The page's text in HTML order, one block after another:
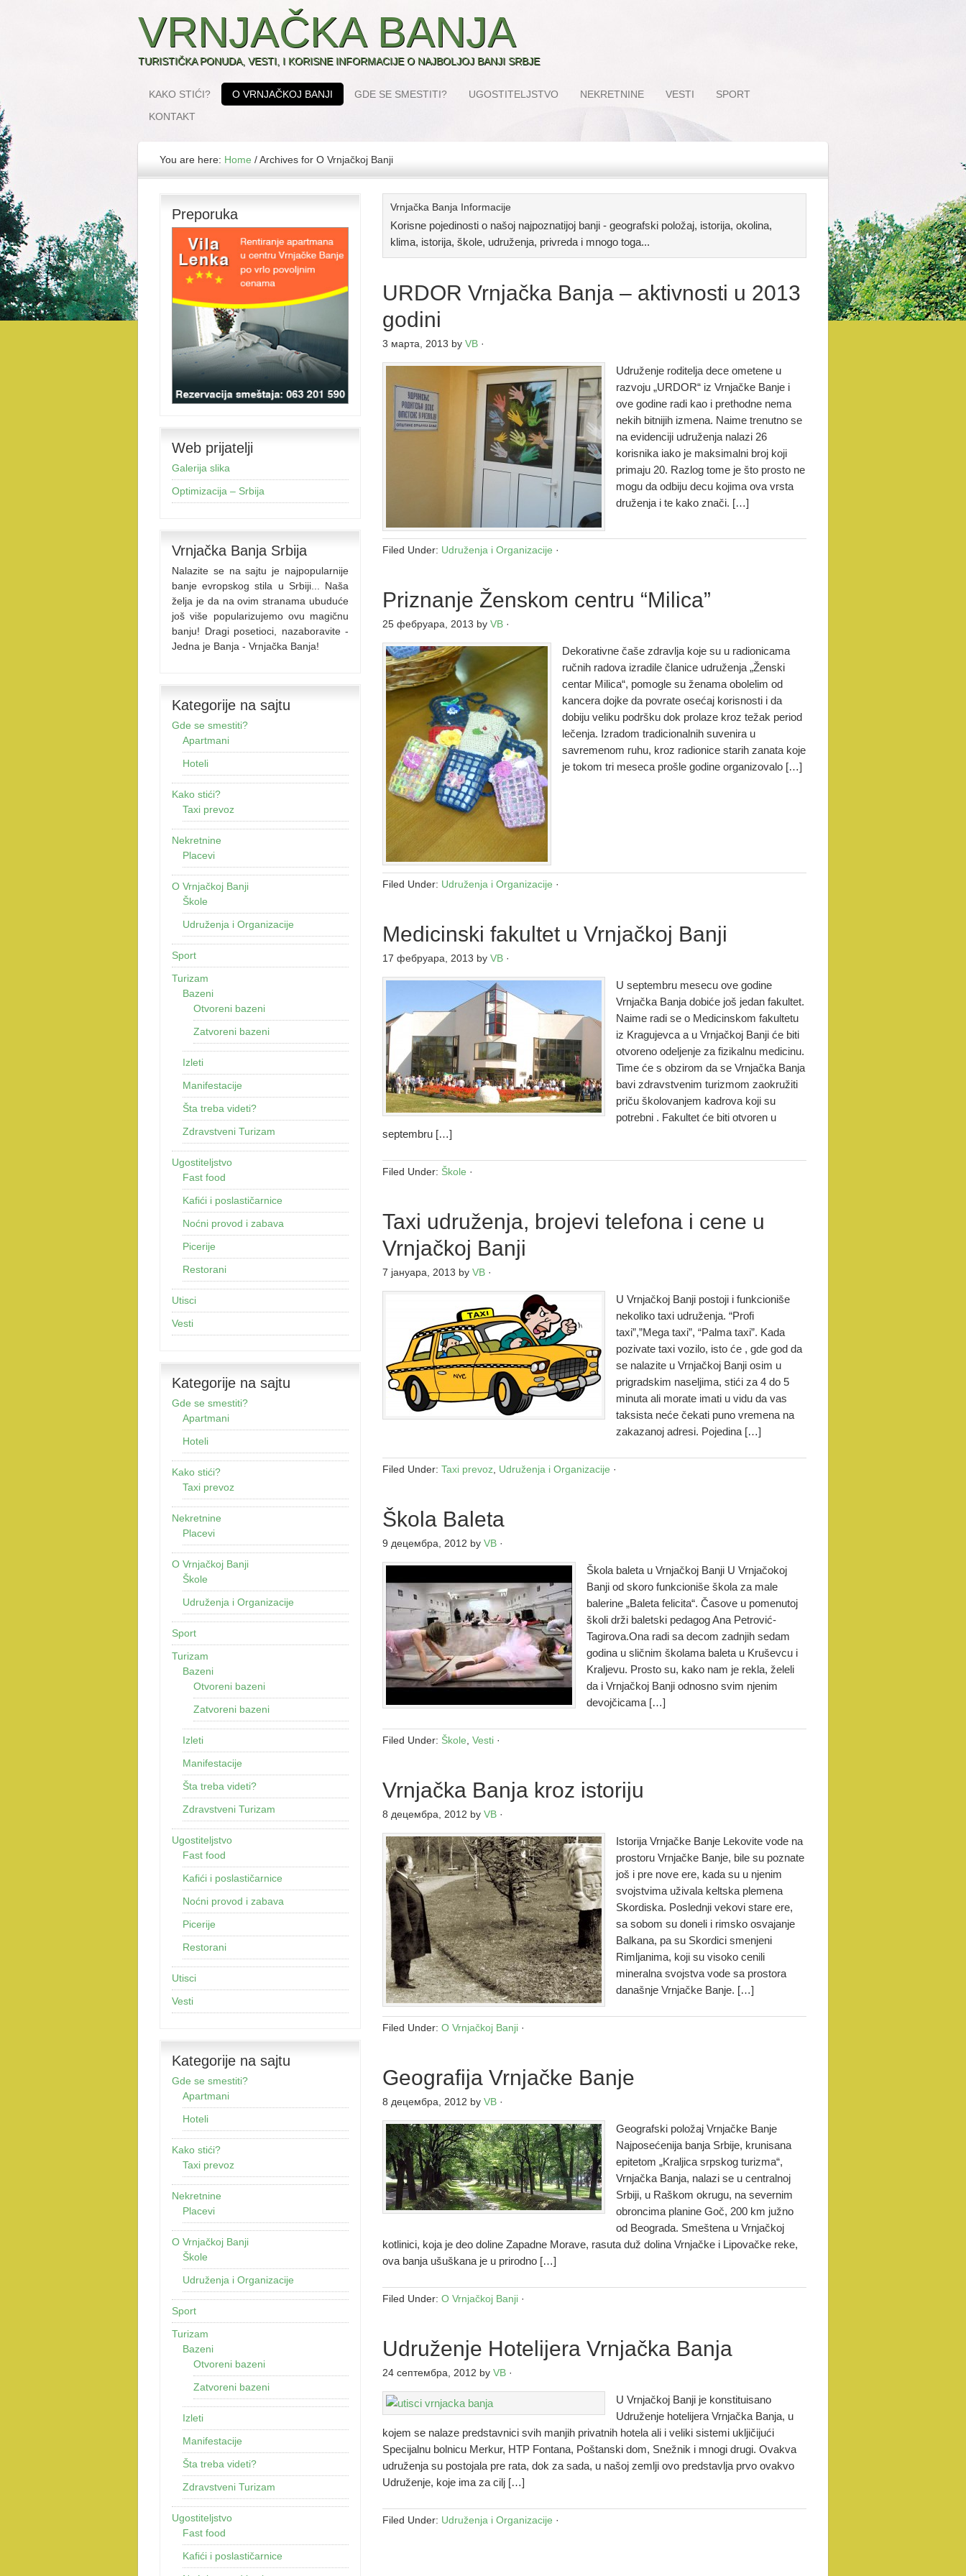
VRNJAČKA BANJA
TURISTIČKA PONUDA, VESTI, I KORISNE INFORMACIJE O NAJBOLJOJ BANJI SRBJE
KAKO STIĆI? O VRNJAČKOJ BANJI GDE SE SMESTITI? UGOSTITELJSTVO NEKRETNINE VESTI
SPORT
KONTAKT
You are here: Home /Archives for O Vrnjačkoj Banji
Vrnjačka Banja Informacije
Korisne pojedinosti o našoj najpoznatijoj banji - geografski položaj, istorija, okolina,
klima, istorija, škole, udruženja, privreda i mnogo toga...
URDOR Vrnjačka Banja – aktivnosti u 2013
godini
3 марта, 2013 by VB ·
Udruženje roditelja dece ometene u
razvoju „URDOR“ iz Vrnjačke Banje i
ove godine radi kao i prethodne nema
nekih bitnijih izmena. Naime trenutno se
na evidenciji udruženja nalazi 26
korisnika iako je maksimalni broj koji
primaju 20. Razlog tome je što prosto ne
mogu da odbiju decu kojima ova vrsta
druženja i te kako znači. […]
Filed Under: Udruženja i Organizacije ·
Priznanje Ženskom centru “Milica”
25 фебруара, 2013 by VB ·
Dekorativne čaše zdravlja koje su u radionicama
ručnih radova izradile članice udruženja „Ženski
centar Milica“, pomogle su ženama obolelim od
kancera dojke da povrate osećaj korisnosti i da
dobiju veliku podršku dok prolaze kroz težak period
lečenja. Izradom tradicionalnih suvenira u
savremenom ruhu, kroz radionice starih zanata koje
je tokom tri meseca prošle godine organizovalo […]
Filed Under: Udruženja i Organizacije ·
Medicinski fakultet u Vrnjačkoj Banji
17 фебруара, 2013 by VB ·
U septembru mesecu ove godine
Vrnjačka Banja dobiće još jedan fakultet.
Naime radi se o Medicinskom fakultetu
iz Kragujevca a u Vrnjačkoj Banji će biti
otvoreno odeljenje za fizikalnu medicinu.
Time će s obzirom da se Vrnjačka Banja
bavi zdravstvenim turizmom zaokružiti
priču školovanjem kadrova koji su
potrebni . Fakultet će biti otvoren u
septembru […]
Filed Under: Škole ·
Taxi udruženja, brojevi telefona i cene u
Vrnjačkoj Banji
7 јануара, 2013 by VB ·
U Vrnjačkoj Banji postoji i funkcioniše
nekoliko taxi udruženja. “Profi
taxi”,”Mega taxi”, “Palma taxi”. Kada
pozivate taxi vozilo, isto će , gde god da
se nalazite u Vrnjačkoj Banji osim u
prigradskim naseljima, stići za 4 do 5
minuta ali morate imati u vidu da vas
taksista neće čekati puno vremena na
zakazanoj adresi. Pojedina […]
Filed Under: Taxi prevoz Udruženja i Organizacije ·
Škola Baleta
9 децембра, 2012 by VB ·
Škola baleta u Vrnjačkoj Banji U Vrnjačokoj
Banji od skoro funkcioniše škola za male
balerine „Baleta felicita“. Časove u pomenutoj
školi drži baletski pedagog Ana Petrović-
Tagirova.Ona radi sa decom zadnjih sedam
godina u sličnim školama baleta u Kruševcu i
Kraljevu. Prosto su, kako nam je rekla, želeli
da i Vrnjačkoj Banji odnosno svim njenim
devojčicama […]
Filed Under: Škole Vesti ·
Vrnjačka Banja kroz istoriju
8 децембра, 2012 by VB ·
Istorija Vrnjačke Banje Lekovite vode na
prostoru Vrnjačke Banje, bile su poznate
još i pre nove ere, kada su u njenim
svojstvima uživala keltska plemena
Skordiska. Poslednji vekovi stare ere,
sa sobom su doneli i rimsko osvajanje
Balkana, pa su Skordici smenjeni
Rimljanima, koji su visoko cenili
mineralna svojstva vode sa prostora
današnje Vrnjačke Banje. […]
Filed Under: O Vrnjačkoj Banji ·
Geografija Vrnjačke Banje
8 децембра, 2012 by VB ·
Geografski položaj Vrnjačke Banje
Najposećenija banja Srbije, krunisana
epitetom „Kraljica srpskog turizma“,
Vrnjačka Banja, nalazi se u centralnoj
Srbiji, u Raškom okrugu, na severnim
obroncima planine Goč, 200 km južno
od Beograda. Smeštena u Vrnjačkoj
kotlinici, koja je deo doline Zapadne Morave, rasuta duž dolina Vrnjačke i Lipovačke reke,
ova banja ušuškana je u prirodno […]
Filed Under: O Vrnjačkoj Banji ·
Udruženje Hotelijera Vrnjačka Banja
24 септембра, 2012 by VB ·
U Vrnjačkoj Banji je konstituisano
Udruženje hotelijera Vrnjačka Banja, u
kojem se nalaze predstavnici svih manjih privatnih hotela ali i veliki sistemi ukljičijući
Specijalnu bolnicu Merkur, HTP Fontana, Poštanski dom, Snežnik i mnogi drugi. Ovakva
udruženja su postojala pre rata, dok za sada, u našoj zemlji ovo predstavlja prvo ovakvo
Udruženje, koje ima za cilj […]
Filed Under: Udruženja i Organizacije ·
Preporuka
Web prijatelji
Galerija slika
Optimizacija – Srbija
Vrnjačka Banja Srbija
Nalazite se na sajtu je najpopularnije
banje evropskog stila u Srbiji... Naša
želja je da na ovim stranama ubuduće
još više popularizujemo ovu magičnu
banju! Dragi posetioci, nazaboravite -
Jedna je Banja - Vrnjačka Banja!
Kategorije na sajtu
Gde se smestiti?
Apartmani
Hoteli
Kako stići?
Taxi prevoz
Nekretnine
Placevi
O Vrnjačkoj Banji
Škole
Udruženja i Organizacije
Sport
Turizam
Bazeni
Otvoreni bazeni
Zatvoreni bazeni
Izleti
Manifestacije
Šta treba videti?
Zdravstveni Turizam
Ugostiteljstvo
Fast food
Kafići i poslastičarnice
Noćni provod i zabava
Picerije
Restorani
Utisci
Vesti
Kategorije na sajtu
Gde se smestiti?
Apartmani
Hoteli
Kako stići?
Taxi prevoz
Nekretnine
Placevi
O Vrnjačkoj Banji
Škole
Udruženja i Organizacije
Sport
Turizam
Bazeni
Otvoreni bazeni
Zatvoreni bazeni
Izleti
Manifestacije
Šta treba videti?
Zdravstveni Turizam
Ugostiteljstvo
Fast food
Kafići i poslastičarnice
Noćni provod i zabava
Picerije
Restorani
Utisci
Vesti
Kategorije na sajtu
Gde se smestiti?
Apartmani
Hoteli
Kako stići?
Taxi prevoz
Nekretnine
Placevi
O Vrnjačkoj Banji
Škole
Udruženja i Organizacije
Sport
Turizam
Bazeni
Otvoreni bazeni
Zatvoreni bazeni
Izleti
Manifestacije
Šta treba videti?
Zdravstveni Turizam
Ugostiteljstvo
Fast food
Kafići i poslastičarnice